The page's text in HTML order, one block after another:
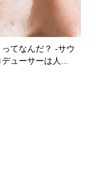
ってなんだ？ -サウ
ューサーは人...